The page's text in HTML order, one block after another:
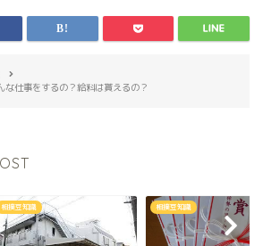
な仕事をするの？給料は貰えるの？
相撲豆知識 相撲豆知識